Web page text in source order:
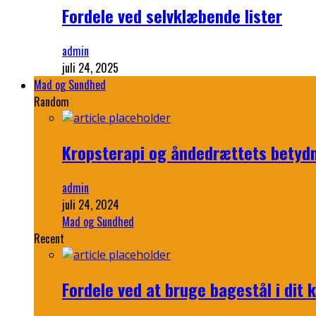
Fordele ved selvklæbende lister
admin
juli 24, 2025
Mad og Sundhed
Random
Kropsterapi og åndedrættets
admin
juli 24, 2024
Mad og Sundhed
Recent
Fordele ved at bruge bagestål i dit